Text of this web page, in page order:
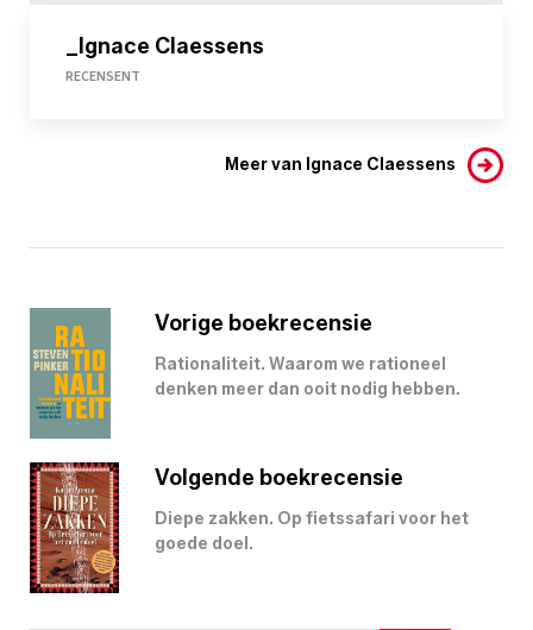
_Ignace Claessens
RECENSENT
Meer van Ignace Claessens
Vorige boekrecensie
Rationaliteit. Waarom we rationeel
denken meer dan ooit nodig hebben.
Volgende boekrecensie
Diepe zakken. Op fietssafari voor het
goede doel.